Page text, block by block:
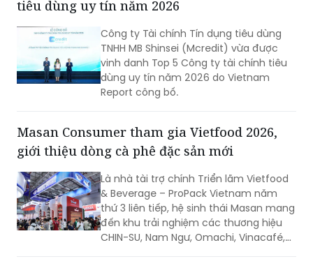
duyệt chi tiêu, trao quyền chủ động
chặt chẽ ngân sách và dòng tiền theo
thời gian thực.
tiêu dùng uy tín năm 2026
Công ty Tài chính Tín dụng tiêu dùng
TNHH MB Shinsei (Mcredit) vừa được
vinh danh Top 5 Công ty tài chính tiêu
dùng uy tín năm 2026 do Vietnam
Report công bố.
Masan Consumer tham gia Vietfood 2026,
giới thiệu dòng cà phê đặc sản mới
Là nhà tài trợ chính Triển lãm Vietfood
& Beverage – ProPack Vietnam năm
thứ 3 liên tiếp, hệ sinh thái Masan mang
đến khu trải nghiệm các thương hiệu
CHIN-SU, Nam Ngư, Omachi, Vinacafé,